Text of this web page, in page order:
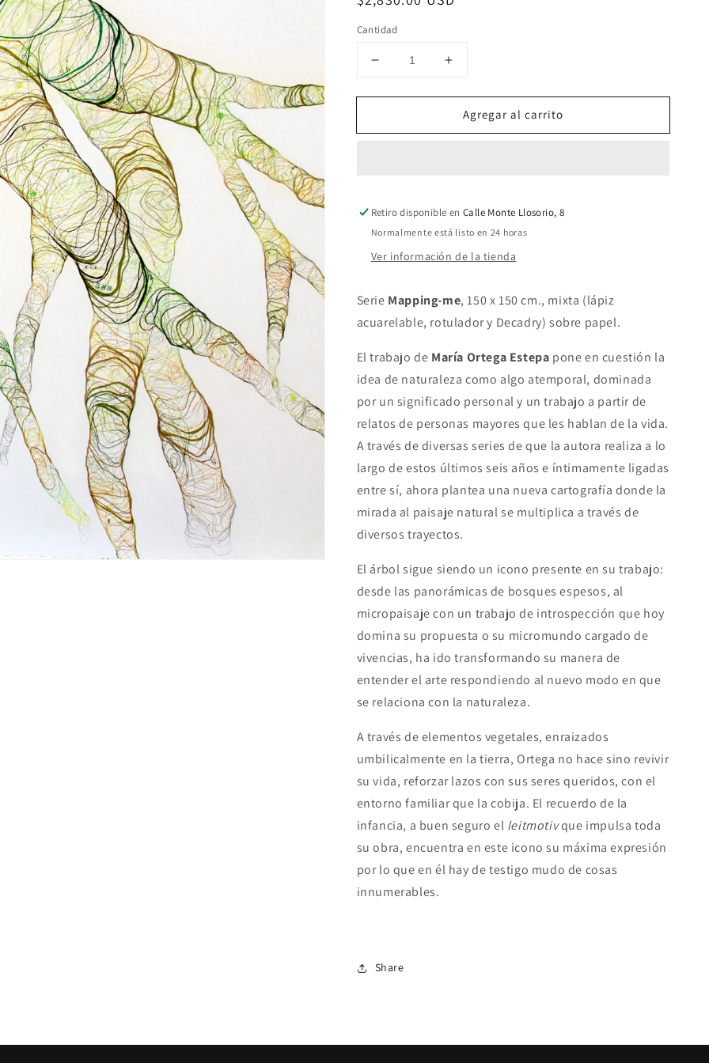
habitual
Cantidad
Reducir
para
del
Aumentar
para
Homologías
del
Agregar al carrito
Retiro disponible en Calle Monte Llosorio, 8
Normalmente está listo en 24 horas
Ver información de la tienda
Serie Mapping-me, 150 x 150 cm., mixta (lápiz
acuarelable, rotulador y Decadry) sobre papel.
El trabajo de María Ortega Estepa pone en cuestión la
idea de naturaleza como algo atemporal, dominada
por un significado personal y un trabajo a partir de
relatos de personas mayores que les hablan de la vida.
A través de diversas series de que la autora realiza a lo
largo de estos últimos seis años e íntimamente ligadas
entre sí, ahora plantea una nueva cartografía donde la
mirada al paisaje natural se multiplica a través de
diversos trayectos.
El árbol sigue siendo un icono presente en su trabajo:
desde las panorámicas de bosques espesos, al
micropaisaje con un trabajo de introspección que hoy
domina su propuesta o su micromundo cargado de
vivencias, ha ido transformando su manera de
entender el arte respondiendo al nuevo modo en que
se relaciona con la naturaleza.
A través de elementos vegetales, enraizados
umbilicalmente en la tierra, Ortega no hace sino revivir
su vida, reforzar lazos con sus seres queridos, con el
entorno familiar que la cobija. El recuerdo de la
infancia, a buen seguro el leitmotivque impulsa toda
su obra, encuentra en este icono su máxima expresión
por lo que en él hay de testigo mudo de cosas
innumerables.
Share